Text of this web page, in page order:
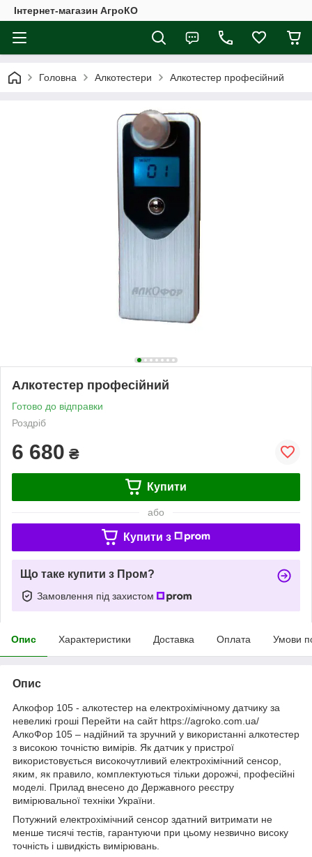
Інтернет-магазин АгроКО
Головна Алкотестери Алкотестер професійний
Алкотестер професійний
Готово до відправки
Роздріб
6 680 ₴
Купити
або
Купити з
Що таке купити з Пром?
Замовлення під захистом
Опис Характеристики Доставка Оплата Умови
Опис
Алкофор 105 - алкотестер на електрохімічному датчику за
невеликі гроші Перейти на сайт https://agroko.com.ua/
АлкоФор 105 – надійний та зручний у використанні алкотестер
з високою точністю вимірів. Як датчик у пристрої
використовується високочутливий електрохімічний сенсор,
яким, як правило, комплектуються тільки дорожчі, професійні
моделі. Прилад внесено до Державного реєстру
вимірювальної техніки України.
Потужний електрохімічний сенсор здатний витримати не
менше тисячі тестів, гарантуючи при цьому незвично високу
точність і швидкість вимірювань.